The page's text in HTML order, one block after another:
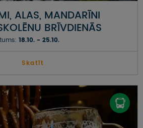
ALAS, MANDARĪNI
BRĪVDIENĀS
18.10. - 25.10.
Skatīt